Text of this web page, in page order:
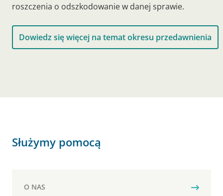
roszczenia o odszkodowanie w danej sprawie.
Dowiedz się więcej na temat okresu przedawnienia
Służymy pomocą
O NAS